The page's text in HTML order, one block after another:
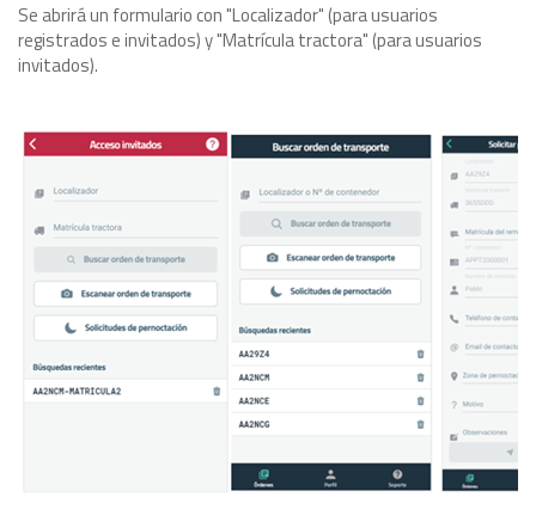
Se abrirá un formulario con "Localizador" (para usuarios
registrados e invitados) y "Matrícula tractora" (para usuarios
invitados).